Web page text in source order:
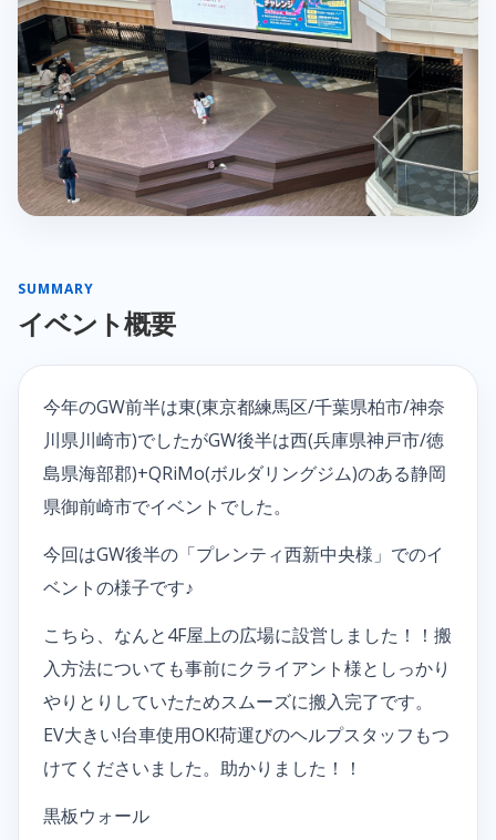
SUMMARY
イベント概要
今年のGW前半は東(東京都練馬区/千葉県柏市/神奈
川県川崎市)でしたがGW後半は西(兵庫県神戸市/徳
島県海部郡)+QRiMo(ボルダリングジム)のある静岡
県御前崎市でイベントでした。
今回はGW後半の「プレンティ西新中央様」でのイ
ベントの様子です♪
こちら、なんと4F屋上の広場に設営しました！！搬
入方法についても事前にクライアント様としっかり
やりとりしていたためスムーズに搬入完了です。
EV大きい!台車使用OK!荷運びのヘルプスタッフもつ
けてくださいました。助かりました！！
黒板ウォール